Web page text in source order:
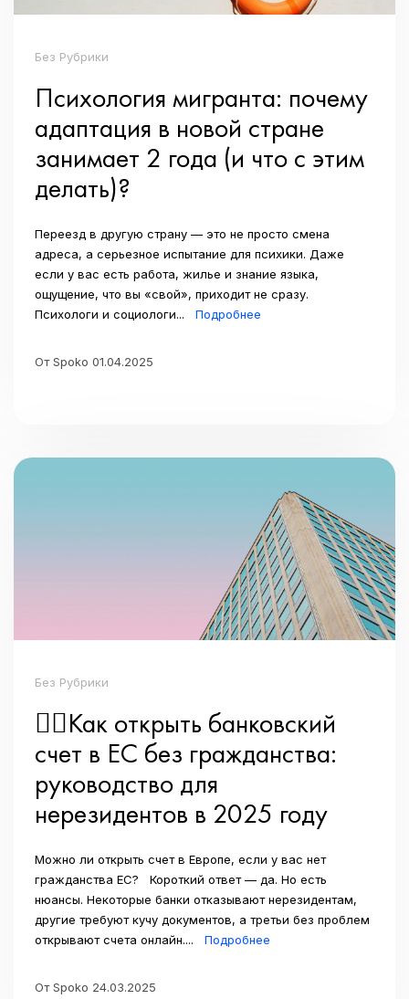
Без Рубрики
Психология мигранта: почему
адаптация в новой стране
занимает 2 года (и что с этим
делать)?
Переезд в другую страну — это не просто смена
адреса, а серьезное испытание для психики. Даже
если у вас есть работа, жилье и знание языка,
ощущение, что вы «свой», приходит не сразу.
Психологи и социологи...
Подробнее
От Spoko 01.04.2025
Без Рубрики
👉🏼Как открыть банковский
счет в ЕС без гражданства:
руководство для
нерезидентов в 2025 году
Можно ли открыть счет в Европе, если у вас нет
гражданства ЕС? Короткий ответ — да. Но есть
нюансы. Некоторые банки отказывают нерезидентам,
другие требуют кучу документов, а третьи без проблем
открывают счета онлайн....
Подробнее
От Spoko 24.03.2025